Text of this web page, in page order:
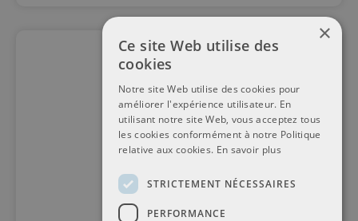
×
Ce site Web utilise des
cookies
Notre site Web utilise des cookies pour
améliorer l'expérience utilisateur. En
utilisant notre site Web, vous acceptez tous
les cookies conformément à notre Politique
relative aux cookies. En savoir plus
STRICTEMENT NÉCESSAIRES
PERFORMANCE